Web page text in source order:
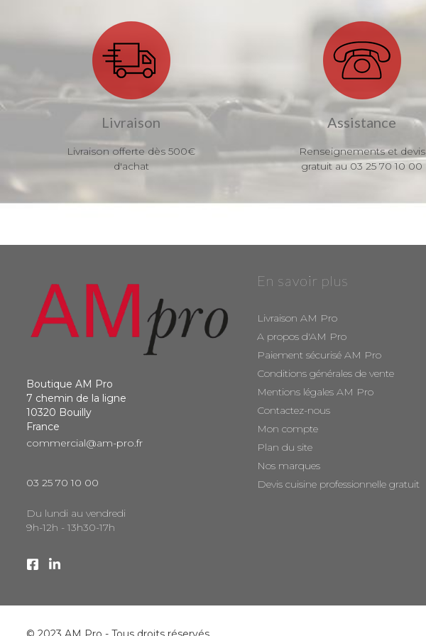
Livraison
Livraison offerte dès 500€
d'achat
Assistance
Renseignements et devis
gratuit au 03 25 70 10 00
Boutique AM Pro
7 chemin de la ligne
10320 Bouilly
France
commercial@am-pro.fr
03 25 70 10 00
Du lundi au vendredi
9h-12h - 13h30-17h
En savoir plus
Livraison AM Pro
A propos d'AM Pro
Paiement sécurisé AM Pro
Conditions générales de vente
Mentions légales AM Pro
Contactez-nous
Mon compte
Plan du site
Nos marques
Devis cuisine professionnelle gratuit